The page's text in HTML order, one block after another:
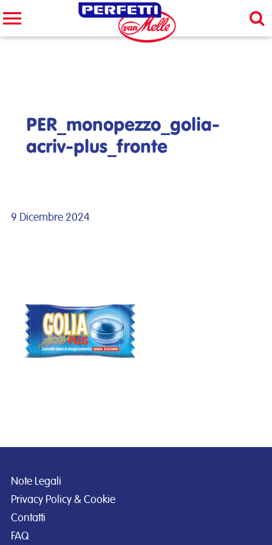
Cerca nel sito
PER_monopezzo_golia-
acriv-plus_fronte
9 Dicembre 2024
Note Legali
Privacy Policy & Cookie
Contatti
FAQ